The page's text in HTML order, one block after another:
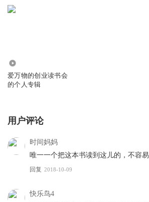
爱万物的创业读书会
的个人专辑
用户评论
时间妈妈
唯一一个把这本书读到这儿的，不容易
回复 2018-10-09
快乐鸟4